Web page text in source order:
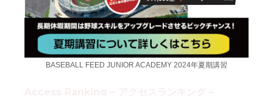
BASEBALL FEED JUNIOR ACADEMY 2024年夏期講習